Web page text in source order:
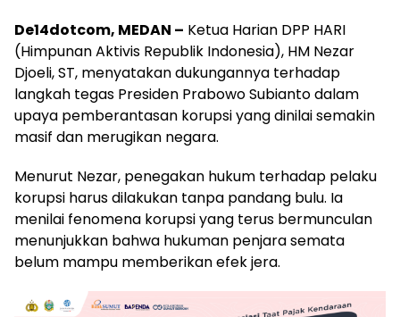
De14dotcom, MEDAN – Ketua Harian DPP HARI
(Himpunan Aktivis Republik Indonesia), HM Nezar
Djoeli, ST, menyatakan dukungannya terhadap
langkah tegas Presiden Prabowo Subianto dalam
upaya pemberantasan korupsi yang dinilai semakin
masif dan merugikan negara.
Menurut Nezar, penegakan hukum terhadap pelaku
korupsi harus dilakukan tanpa pandang bulu. Ia
menilai fenomena korupsi yang terus bermunculan
menunjukkan bahwa hukuman penjara semata
belum mampu memberikan efek jera.